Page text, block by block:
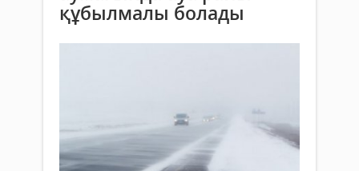
құбылмалы болады